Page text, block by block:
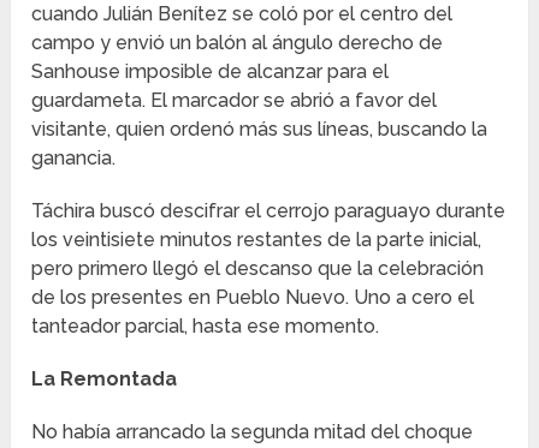
cuando Julián Benítez se coló por el centro del
campo y envió un balón al ángulo derecho de
Sanhouse imposible de alcanzar para el
guardameta. El marcador se abrió a favor del
visitante, quien ordenó más sus líneas, buscando la
ganancia.
Táchira buscó descifrar el cerrojo paraguayo durante
los veintisiete minutos restantes de la parte inicial,
pero primero llegó el descanso que la celebración
de los presentes en Pueblo Nuevo. Uno a cero el
tanteador parcial, hasta ese momento.
La Remontada
No había arrancado la segunda mitad del choque